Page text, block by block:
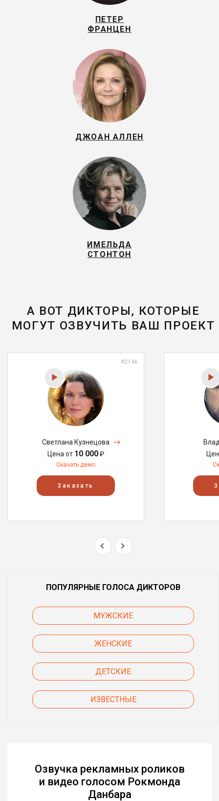
ПЕТЕР
ФРАНЦЕН
ДЖОАН АЛЛЕН
ИМЕЛЬДА
СТОНТОН
А ВОТ ДИКТОРЫ, КОТОРЫЕ
МОГУТ ОЗВУЧИТЬ ВАШ ПРОЕКТ
#2146
Светлана Кузнецова
Цена от 10 000₽
Скачать демо
Заказать
ПОПУЛЯРНЫЕ ГОЛОСА ДИКТОРОВ
МУЖСКИЕ
ЖЕНСКИЕ
ДЕТСКИЕ
ИЗВЕСТНЫЕ
Озвучка рекламных роликов
и видео голосом Рокмонда
Данбара